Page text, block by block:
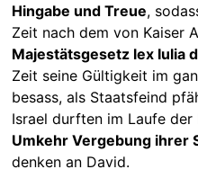
Hingabe und Treue,
Zeit nach dem von Kaiser
Majestätsgesetz lex Iulia
Zeit seine Gültigkeit im
besass, als Staatsfeind
Israel durften im Laufe der
Umkehr Vergebung ihrer
denken an David.